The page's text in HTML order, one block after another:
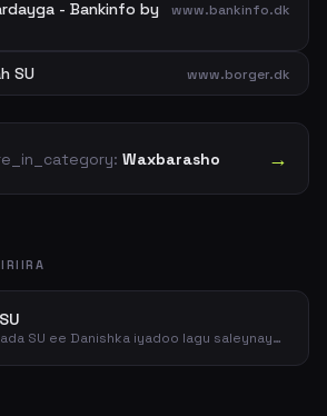
- Bankinfo by
www.bankinfo.dk
SU www.borger.dk
Waxbarasho →
Xisaabi deeqdaada SU ee Danishka iyadoo lagu saleynayo xaaladda guriga iyo xadka dakhliga.